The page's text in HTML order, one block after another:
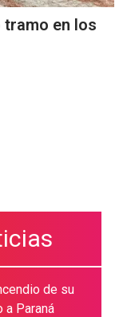
tramo en los
de su
a Paraná